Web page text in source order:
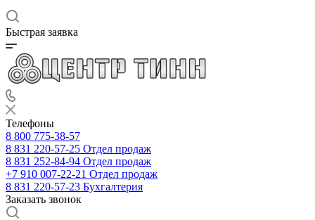
Быстрая заявка
Телефоны
8 800 775-38-57
8 831 220-57-25 Отдел продаж
8 831 252-84-94 Отдел продаж
+7 910 007-22-21 Отдел продаж
8 831 220-57-23 Бухгалтерия
Заказать звонок